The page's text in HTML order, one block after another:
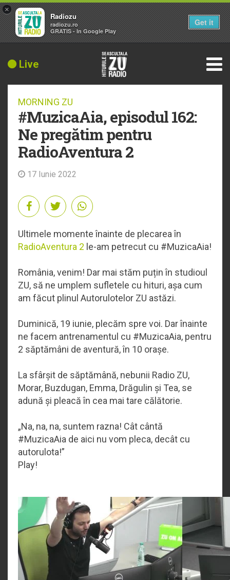
Live
MORNING ZU
#MuzicaAia, episodul 162:
Ne pregătim pentru
RadioAventura 2
17 Iunie 2022
Ultimele momente înainte de plecarea în
RadioAventura 2 le-am petrecut cu #MuzicaAia!
România, venim! Dar mai stăm puțin în studioul
ZU, să ne umplem sufletele cu hituri, așa cum
am făcut plinul Autorulotelor ZU astăzi.
Duminică, 19 iunie, plecăm spre voi. Dar înainte
ne facem antrenamentul cu #MuzicaAia, pentru
2 săptămâni de aventură, în 10 orașe.
La sfârșit de săptămână, nebunii Radio ZU,
Morar, Buzdugan, Emma, Drăgulin și Tea, se
adună și pleacă în cea mai tare călătorie.
„Na, na, na, suntem razna! Cât cântă
#MuzicaAia de aici nu vom pleca, decât cu
autorulota!”
Play!
×
Radiozu
radiozu.ro
GRATIS - In Google Play
Get it